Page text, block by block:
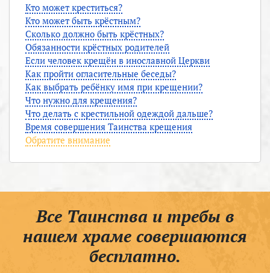
Кто может креститься?
Кто может быть крёстным?
Сколько должно быть крёстных?
Обязанности крёстных родителей
Если человек крещён в инославной Церкви
Как пройти огласительные беседы?
Как выбрать ребёнку имя при крещении?
Что нужно для крещения?
Что делать с крестильной одеждой дальше?
Время совершения Таинства крещения
Обратите внимание
Все Таинства и требы в
нашем храме совершаются
бесплатно.